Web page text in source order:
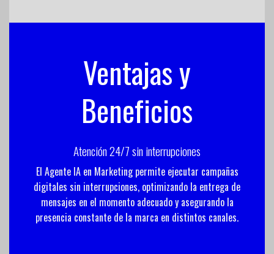
Ventajas y
Beneficios
Atención 24/7 sin interrupciones
El Agente IA en Marketing permite ejecutar campañas
digitales sin interrupciones, optimizando la entrega de
mensajes en el momento adecuado y asegurando la
presencia constante de la marca en distintos canales.